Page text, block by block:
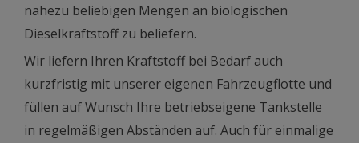
nahezu beliebigen Mengen an biologischen
Dieselkraftstoff zu beliefern.
Wir liefern Ihren Kraftstoff bei Bedarf auch
kurzfristig mit unserer eigenen Fahrzeugflotte und
füllen auf Wunsch Ihre betriebseigene Tankstelle
in regelmäßigen Abständen auf. Auch für einmalige